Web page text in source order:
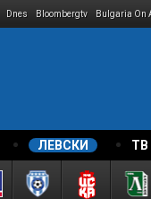
Dnes Bloombergtv Bulgaria On
ЛЕВСКИ